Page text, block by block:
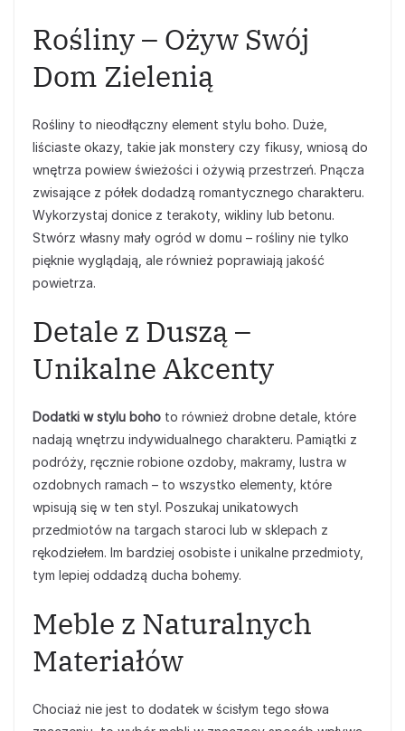
Rośliny – Ożyw Swój
Dom Zielenią
Rośliny to nieodłączny element stylu boho. Duże,
liściaste okazy, takie jak monstery czy fikusy, wniosą do
wnętrza powiew świeżości i ożywią przestrzeń. Pnącza
zwisające z półek dodadzą romantycznego charakteru.
Wykorzystaj donice z terakoty, wikliny lub betonu.
Stwórz własny mały ogród w domu – rośliny nie tylko
pięknie wyglądają, ale również poprawiają jakość
powietrza.
Detale z Duszą –
Unikalne Akcenty
Dodatki w stylu boho to również drobne detale, które
nadają wnętrzu indywidualnego charakteru. Pamiątki z
podróży, ręcznie robione ozdoby, makramy, lustra w
ozdobnych ramach – to wszystko elementy, które
wpisują się w ten styl. Poszukaj unikatowych
przedmiotów na targach staroci lub w sklepach z
rękodziełem. Im bardziej osobiste i unikalne przedmioty,
tym lepiej oddadzą ducha bohemy.
Meble z Naturalnych
Materiałów
Chociaż nie jest to dodatek w ścisłym tego słowa